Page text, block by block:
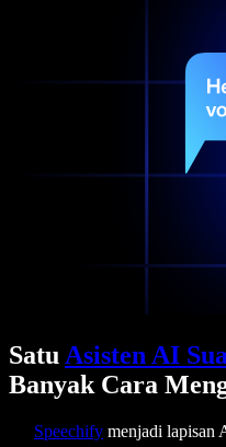
Satu Asisten AI
Banyak Cara
Speechify menjadi lapisan